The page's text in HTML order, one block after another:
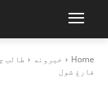
Home خبرونه
فارغ شول